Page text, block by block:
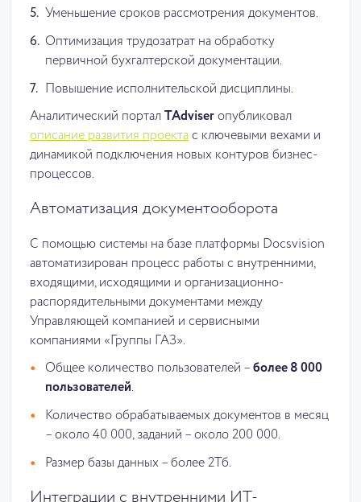
Уменьшение сроков рассмотрения документов.
Оптимизация трудозатрат на обработку
первичной бухгалтерской документации.
Повышение исполнительской дисциплины.
Аналитический портал TAdviser опубликовал
описание развития проекта с ключевыми вехами и
динамикой подключения новых контуров бизнес-
процессов.
Автоматизация документооборота
С помощью системы на базе платформы Docsvision
автоматизирован процесс работы с внутренними,
входящими, исходящими и организационно-
распорядительными документами между
Управляющей компанией и сервисными
компаниями «Группы ГАЗ».
Общее количество пользователей – более 8 000
пользователей.
Количество обрабатываемых документов в месяц
– около 40 000, заданий – около 200 000.
Размер базы данных – более 2Тб.
Интеграции с внутренними ИТ-